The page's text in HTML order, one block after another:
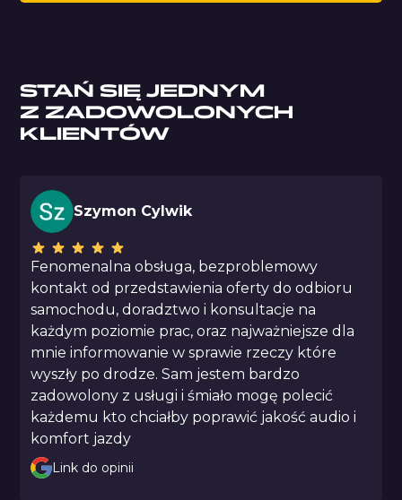
STAŃ SIĘ JEDNYM
Z ZADOWOLONYCH
KLIENTÓW
Szymon Cylwik
Fenomenalna obsługa, bezproblemowy
kontakt od przedstawienia oferty do odbioru
samochodu, doradztwo i konsultacje na
każdym poziomie prac, oraz najważniejsze dla
mnie informowanie w sprawie rzeczy które
wyszły po drodze. Sam jestem bardzo
zadowolony z usługi i śmiało mogę polecić
każdemu kto chciałby poprawić jakość audio i
komfort jazdy
Link do opinii